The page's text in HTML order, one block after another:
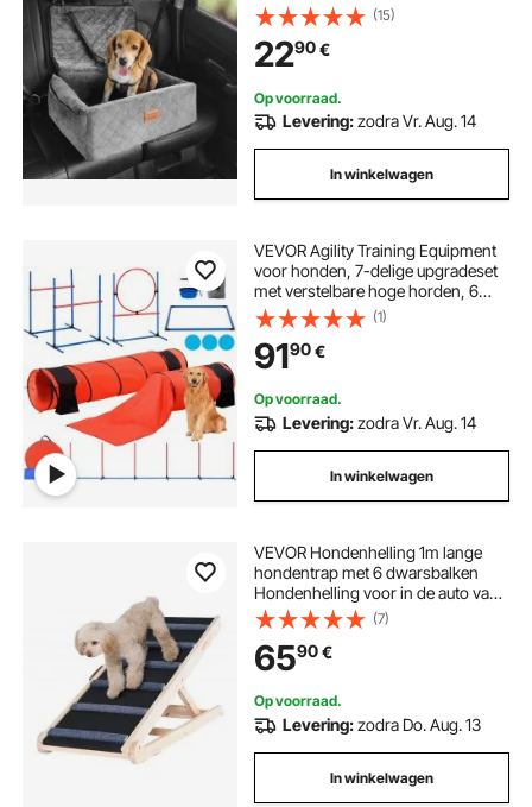
Vulling van spons en PP-katoen,
Hondenautobed ​​voor kleine en
middelgrote honden tot 18 kg, Grijs
(15)
2290€
Op voorraad.
Levering:zodra Vr. Aug. 14
In winkelwagen
VEVOR Agility Training Equipment
voor honden, 7-delige upgradeset
met verstelbare hoge horden, 6
slalompalen, 2 tunnels, springring,
verfrissingsbox, 3 frisbees, fluitje,
opvouwbare voerbak,
hindernisbaanset voor puppy's met
3 tassen
(1)
9190€
Op voorraad.
Levering:zodra Vr. Aug. 14
In winkelwagen
VEVOR Hondenhelling 1m lange
hondentrap met 6 dwarsbalken
Hondenhelling voor in de auto van
grenenrubber Hondeninstaphulp 6
niveaus hoogteverstelling
Dierenhelling ca. 113 kg
laadvermogen voor grote kleine
honden
(7)
6590€
Op voorraad.
Levering:zodra Do. Aug. 13
In winkelwagen